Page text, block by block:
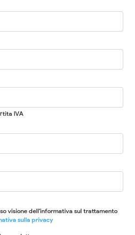
IVA
visione dell'informativa sul trattamento
sulla privacy